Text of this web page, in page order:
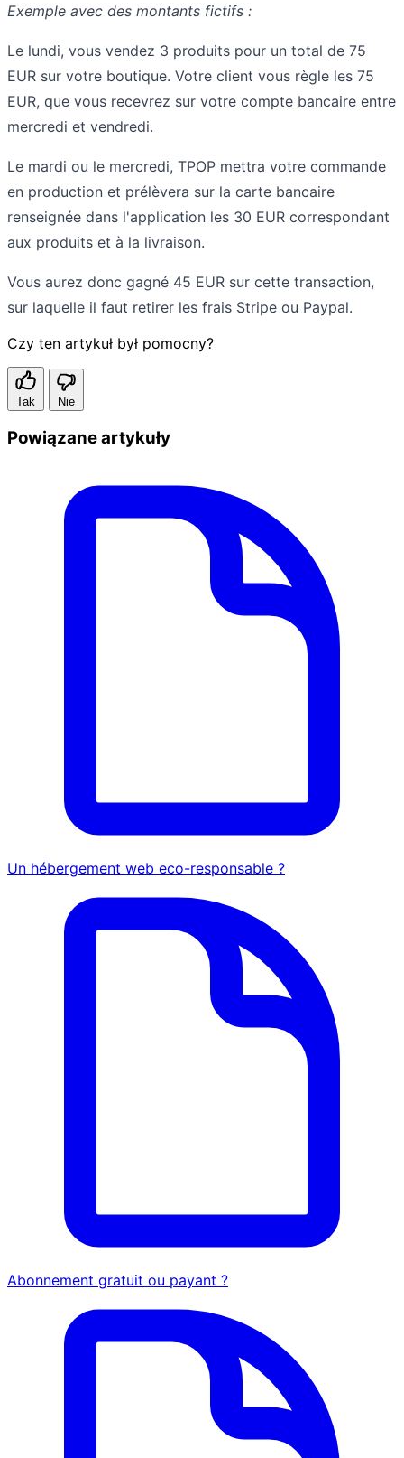
Exemple avec des montants fictifs :
Le lundi, vous vendez 3 produits pour un total de 75
EUR sur votre boutique. Votre client vous règle les 75
EUR, que vous recevrez sur votre compte bancaire entre
mercredi et vendredi.
Le mardi ou le mercredi, TPOP mettra votre commande
en production et prélèvera sur la carte bancaire
renseignée dans l'application les 30 EUR correspondant
aux produits et à la livraison.
Vous aurez donc gagné 45 EUR sur cette transaction,
sur laquelle il faut retirer les frais Stripe ou Paypal.
Czy ten artykuł był pomocny?
Tak Nie
Powiązane artykuły
Un hébergement web eco-responsable ?
Abonnement gratuit ou payant ?